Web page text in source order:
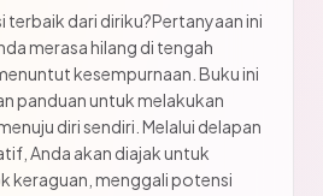
terbaik dari diriku?Pertanyaan ini
merasa hilang di tengah
kesempurnaan. Buku ini
panduan untuk melakukan
diri sendiri. Melalui delapan
Anda akan diajak untuk
keraguan, menggali potensi